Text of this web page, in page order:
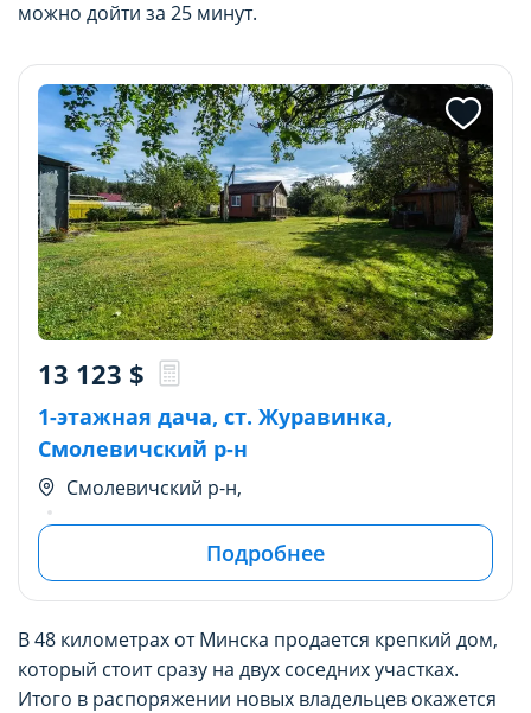
можно дойти за 25 минут.
1-этажная дача, ст. Журавинка,
Смолевичский р-н
Смолевичский р-н,
13 123 $
Подробнее
В 48 километрах от Минска продается крепкий дом,
который стоит сразу на двух соседних участках.
Итого в распоряжении новых владельцев окажется